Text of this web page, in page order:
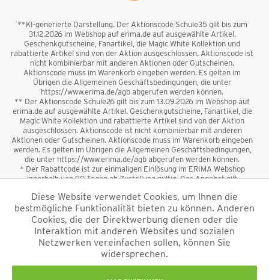
**KI-generierte Darstellung. Der Aktionscode Schule35 gilt bis zum
31.12.2026 im Webshop auf erima.de auf ausgewählte Artikel.
Geschenkgutscheine, Fanartikel, die Magic White Kollektion und
rabattierte Artikel sind von der Aktion ausgeschlossen. Aktionscode ist
nicht kombinierbar mit anderen Aktionen oder Gutscheinen.
Aktionscode muss im Warenkorb eingeben werden. Es gelten im
Übrigen die Allgemeinen Geschäftsbedingungen, die unter
https://www.erima.de/agb abgerufen werden können.
** Der Aktionscode Schule26 gilt bis zum 13.09.2026 im Webshop auf
erima.de auf ausgewählte Artikel. Geschenkgutscheine, Fanartikel, die
Magic White Kollektion und rabattierte Artikel sind von der Aktion
ausgeschlossen. Aktionscode ist nicht kombinierbar mit anderen
Aktionen oder Gutscheinen. Aktionscode muss im Warenkorb eingeben
werden. Es gelten im Übrigen die Allgemeinen Geschäftsbedingungen,
die unter https://www.erima.de/agb abgerufen werden können.
* Der Rabattcode ist zur einmaligen Einlösung im ERIMA Webshop
innerhalb von 90 Tagen ab Zustellung gültig. Das Angebot gilt
sowie Geschenkgutscheine sind vom Rabatt ausgeschlossen. Der
Rabattcode ist nicht mit anderen Aktionen oder Gutscheinen
kombinierbar. Der Mindestbestellwert beträgt 50 €
*Alle Preise verstehen sich inkl. Mehrwertsteuer und zzgl.
und ggf. Nachnahmegebühren, wenn nicht anders
beschrieben.
Diese Website verwendet Cookies, um Ihnen die
bestmögliche Funktionalität bieten zu können. Anderen
Cookies, die der Direktwerbung dienen oder die
Interaktion mit anderen Websites und sozialen
Netzwerken vereinfachen sollen, können Sie
widersprechen.